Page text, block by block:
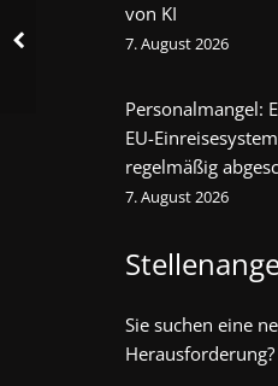
von KI
7. August 2026
Personalmangel:
EU-
regelmäßig
7. August 2026
Sie suchen eine
Herausforderung?